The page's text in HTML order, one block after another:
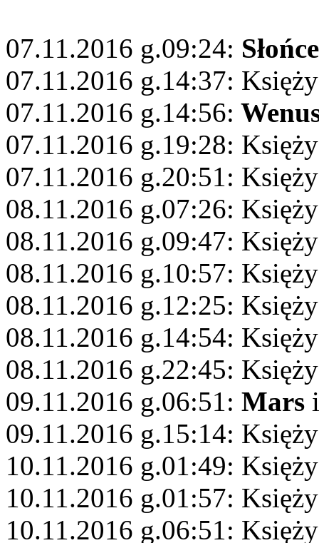
07.11.2016 g.09:24: Słońce
07.11.2016 g.14:37:
07.11.2016 g.14:56:
07.11.2016 g.19:28:
07.11.2016 g.20:51:
08.11.2016 g.07:26:
08.11.2016 g.09:47:
08.11.2016 g.10:57:
08.11.2016 g.12:25:
08.11.2016 g.14:54:
08.11.2016 g.22:45:
09.11.2016 g.06:51: Mars
09.11.2016 g.15:14:
10.11.2016 g.01:49:
10.11.2016 g.01:57:
10.11.2016 g.06:51: